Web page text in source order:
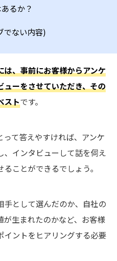
るか？
でない内容)
、事前にお客様からアンケ
ーをさせていただき、その
ストです。
て答えやすければ、アンケ
、インタビューして話を伺え
ことができるでしょう。
手として選んだのか、自社の
生まれたのかなど、お客様
イントをヒアリングする必要